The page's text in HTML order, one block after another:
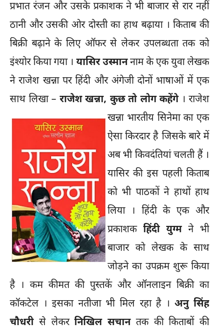
प्रभात रंजन और उसके प्रकाशक ने भी बाजार से रार नहीं
ठानी और उसकी ओर दोस्ती का हाथ बढ़ाया । किताब की
बिक्री बढ़ाने के लिए ऑफर से लेकर उपलब्धता तक को
इंश्योर किया गया । यासिर उस्माननाम के एक युवा लेखक
ने राजेश खन्ना पर हिंदी और अंगेजी दोनों भाषाओं में एक
साथ लिखा – राजेश खन्ना, कुछ तो लोग कहेंगे। राजेश
खन्ना भारतीय सिनेमा का एक
ऐसा किरदार है जिसके बारे में
अब भी किवदंतियां चलती हैं ।
यासिर की इस पहली किताब
को भी पाठकों ने हाथों हाथ
लिया । हिंदी के एक और
प्रकाशक हिंदी युग्मने भी
बाजार को लेखक के साथ
जोड़ने का उपक्रम शुरू किया
है । कम कीमत की पुस्तकें और ऑनलाइन बिक्री का
कॉकटेल । इसका नतीजा भी मिल रहा है ।अनु सिंह
चौधरीसे लेकरनिखिल सचानतक की किताबों की